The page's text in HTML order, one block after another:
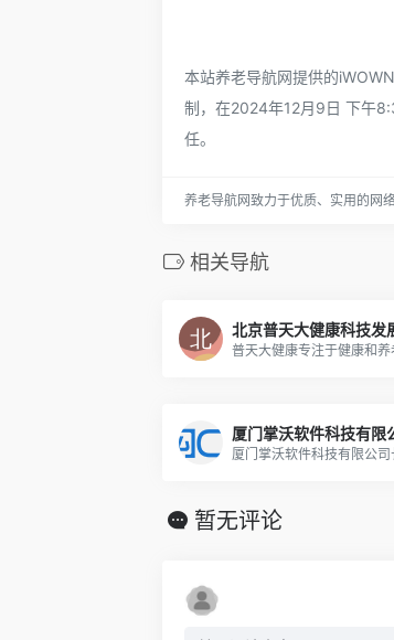
本站养老导航网提供的
制，在2024年12月9日 下午
任。
养老导航网致力于优质、实用的网
相关导航
北京普天大健康科技发
厦门掌沃软件科技有限
暂无评论